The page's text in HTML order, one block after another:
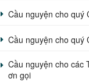
Cầu nguyện cho quý
Cầu nguyện cho quý
Cầu nguyện cho các
ơn gọi